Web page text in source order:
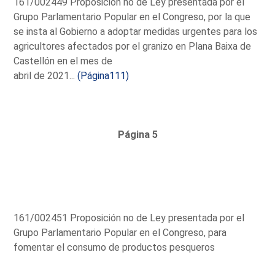
Grupo Parlamentario Popular en el Congreso, por la que
se insta al Gobierno a adoptar medidas urgentes para los
agricultores afectados por el granizo en Plana Baixa de
Castellón en el mes de
abril de 2021...(Página111)
Página 5
161/002451 Proposición no de Ley presentada por el
Grupo Parlamentario Popular en el Congreso, para
fomentar el consumo de productos pesqueros